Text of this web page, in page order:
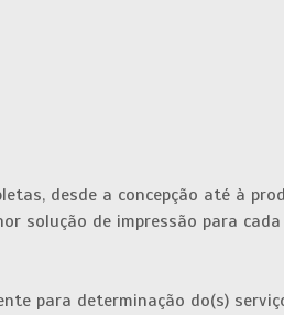
desde a concepção até à
solução de impressão para
para determinação do(s)